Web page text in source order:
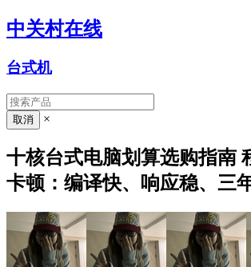
中关村在线
台式机
×
十核台式电脑划算选购指南
卡顿：编译快、响应稳、三